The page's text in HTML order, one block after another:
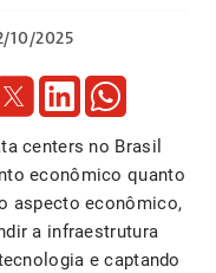
10/2025
centers no Brasil
econômico quanto
aspecto econômico,
a infraestrutura
e captando